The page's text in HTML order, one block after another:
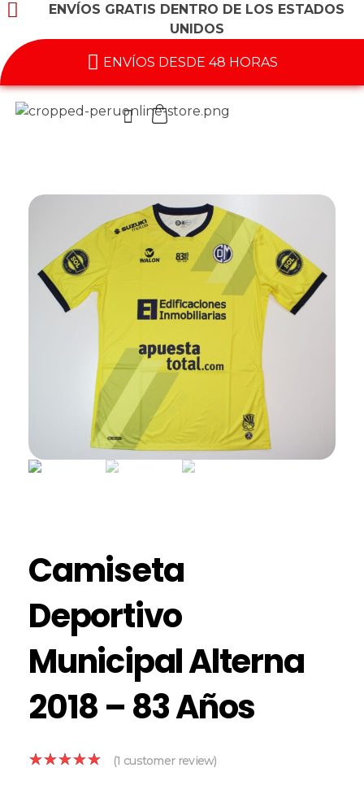
ENVÍOS GRATIS DENTRO DE LOS ESTADOS
UNIDOS
ENVÍOS DESDE 48 HORAS
Camiseta
Deportivo
Municipal Alterna
2018 – 83 Años
(1 customer review)